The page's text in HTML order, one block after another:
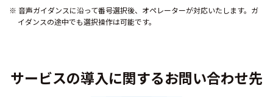
音声ガイダンスに沿って番号選択後、オペレーターが対応いたします。ガ
イダンスの途中でも選択操作は可能です。
サービスの導入に関するお問い合わせ先